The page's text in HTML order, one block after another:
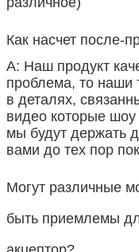
Как насчет после-
А: Наш продукт
проблема, то наши
в деталях,
видео которые шоу
мы будут держать
вами до тех пор
Могут различные
быть приемлемы